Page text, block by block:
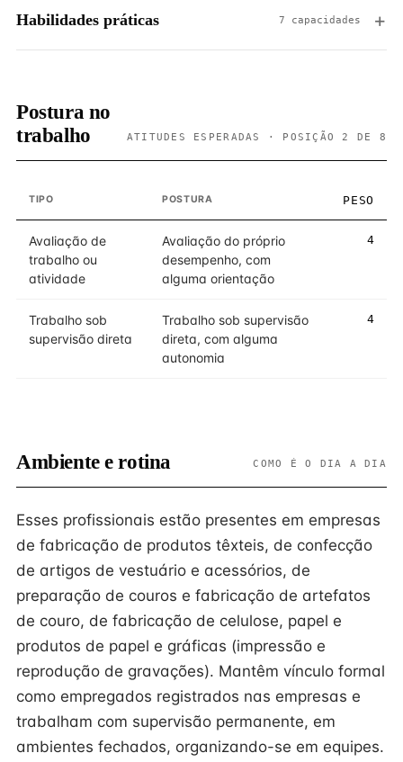
Habilidades práticas 7 capacidades
Postura no
trabalho
ATITUDES ESPERADAS · POSIÇÃO 2 DE 8
TIPO POSTURA PESO
Avaliação de
trabalho ou
atividade
Avaliação do próprio
desempenho, com
alguma orientação
4
Trabalho sob
supervisão direta
Trabalho sob supervisão
direta, com alguma
autonomia
4
Ambiente e rotina COMO É O DIA A DIA
Esses profissionais estão presentes em empresas
de fabricação de produtos têxteis, de confecção
de artigos de vestuário e acessórios, de
preparação de couros e fabricação de artefatos
de couro, de fabricação de celulose, papel e
produtos de papel e gráficas (impressão e
reprodução de gravações). Mantêm vínculo formal
como empregados registrados nas empresas e
trabalham com supervisão permanente, em
ambientes fechados, organizando-se em equipes.